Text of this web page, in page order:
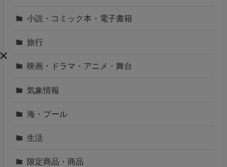
小説・コミック本・電子書籍
旅行
映画・ドラマ・アニメ・舞台
気象情報
海・プール
生活
限定商品・商品